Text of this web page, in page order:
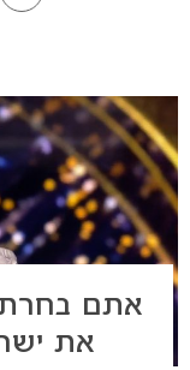
אתם
את